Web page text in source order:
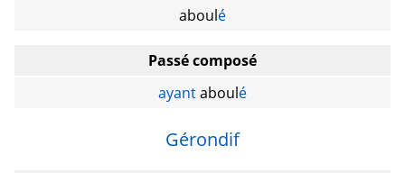
aboulé
Passé composé
ayantaboulé
Gérondif